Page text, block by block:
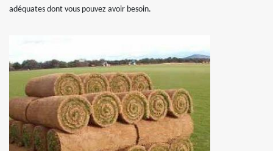
adéquates dont vous pouvez avoir besoin.